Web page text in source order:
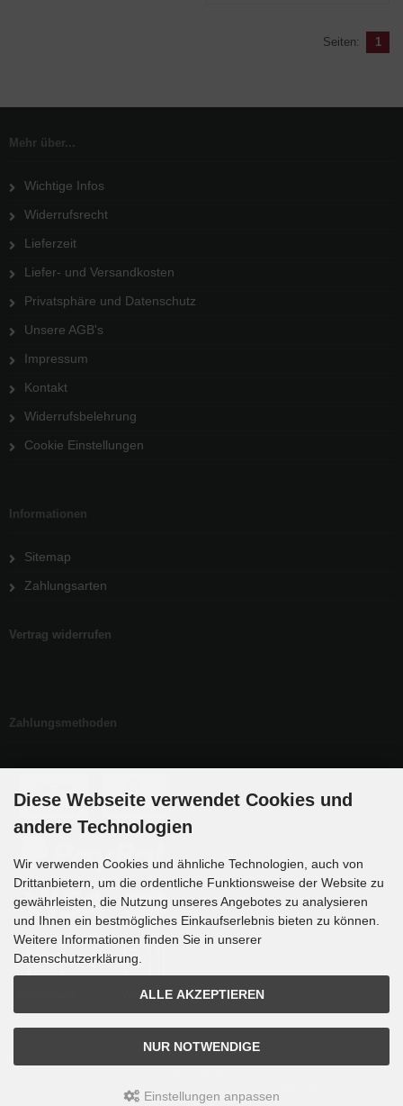
Seiten: 1
Mehr über...
Wichtige Infos
Widerrufsrecht
Lieferzeit
Liefer- und Versandkosten
Privatsphäre und Datenschutz
Unsere AGB's
Impressum
Kontakt
Widerrufsbelehrung
Cookie Einstellungen
Informationen
Sitemap
Zahlungsarten
Vertrag widerrufen
Zahlungsmethoden
ified eCommerce Shopsoftware © 2009-2026
Diese Webseite verwendet Cookies und
andere Technologien
Wir verwenden Cookies und ähnliche Technologien, auch von
Drittanbietern, um die ordentliche Funktionsweise der Website zu
gewährleisten, die Nutzung unseres Angebotes zu analysieren
und Ihnen ein bestmögliches Einkaufserlebnis bieten zu können.
Weitere Informationen finden Sie in unserer
Datenschutzerklärung.
ALLE AKZEPTIEREN
NUR NOTWENDIGE
Einstellungen anpassen